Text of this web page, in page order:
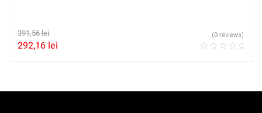
391,56lei
292,16 lei
(0 reviews)